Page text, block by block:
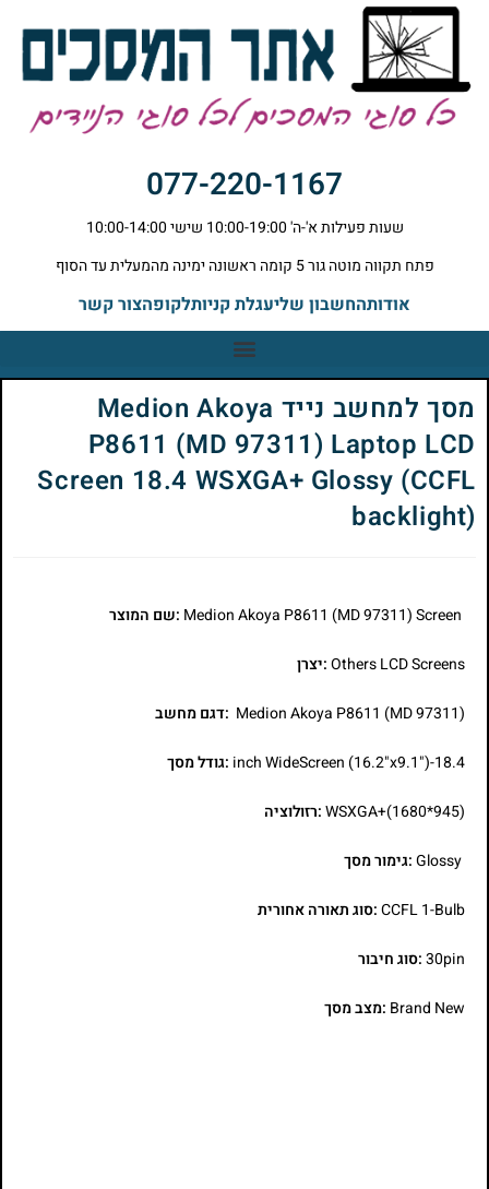
077-220-1167
שעות פעילות א'-ה' 10:00-19:00 שישי 10:00-14:00
פתח תקווה מוטה גור 5 קומה ראשונה ימינה מהמעלית עד הסוף
אודותהחשבון שליעגלת קניותלקופהצור קשר
מסך למחשב נייד Medion Akoya
P8611 (MD 97311) Laptop LCD
Screen 18.4 WSXGA+ Glossy (CCFL
backlight)
:שם המוצר
Others LCD Screens:יצרן
Medion Akoya P8611 (MD 97311) :דגם מחשב
18.4-inch WideScreen (16.2"x9.1") :גודל מסך
WSXGA+(1680*945):רזולוציה
Glossy:גימור מסך
CCFL 1-Bulb:סוג תאורה אחורית
30pin:סוג חיבור
Brand New :מצב מסך